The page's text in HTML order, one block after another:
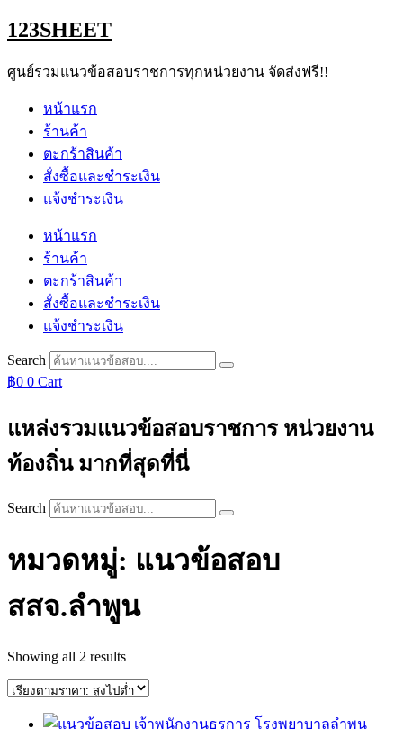
Skip
to
123SHEET
ศูนย์รวมแนวข้อสอบราชการทุกหน่วยงาน จัดส่งฟรี!!
หน้าแรก
ร้านค้า
ตะกร้าสินค้า
สั่งซื้อและชำระเงิน
แจ้งชำระเงิน
หน้าแรก
ร้านค้า
ตะกร้าสินค้า
สั่งซื้อและชำระเงิน
แจ้งชำระเงิน
Search
฿0 0 Cart
แหล่งรวมแนวข้อสอบราชการ หน่วยงาน
ท้องถิ่น มากที่สุดที่นี่
Search
หมวดหมู่: แนวข้อสอบ
สสจ.ลำพูน
Showing all 2 resultsSorted
price:
to